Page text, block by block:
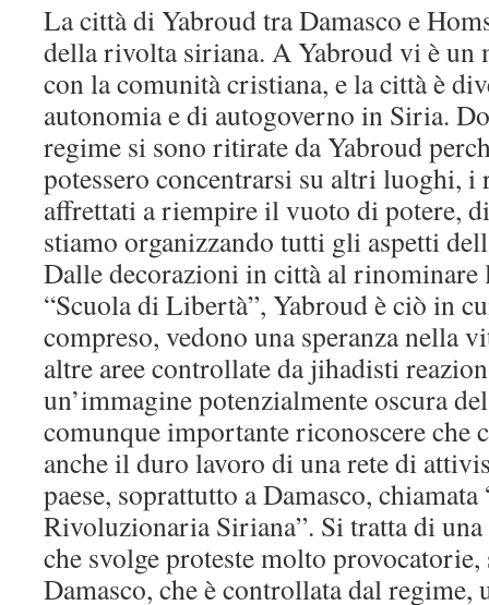
La città di Yabroud tra Damasco e
della rivolta siriana. A Yabroud vi è un
con la comunità cristiana, e la città è
autonomia e di autogoverno in Siria.
regime si sono ritirate da Yabroud
potessero concentrarsi su altri luoghi, i
affrettati a riempire il vuoto di potere,
stiamo organizzando tutti gli aspetti
Dalle decorazioni in città al rinominare
“Scuola di Libertà”, Yabroud è ciò in
compreso, vedono una speranza nella
altre aree controllate da jihadisti
un’immagine potenzialmente oscura
comunque importante riconoscere che
anche il duro lavoro di una rete di
paese, soprattutto a Damasco,
Rivoluzionaria Siriana”. Si tratta di una
che svolge proteste molto provocatorie,
Damasco, che è controllata dal regime,